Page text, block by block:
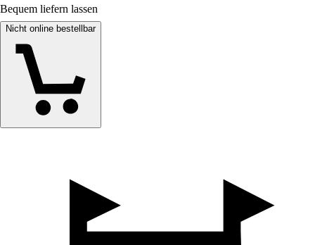
Bequem liefern lassen
Nicht online bestellbar